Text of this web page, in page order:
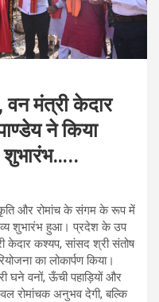
वन मंत्री केदार
ने किया
शुभारंभ…..
और रोमांच के संगम के रूप में
शुभारंभ हुआ। प्रदेश के उप
केदार कश्यप, सांसद श्री संतोष
का लोकार्पण किया।
घने वनों, ऊँची पहाड़ियों और
रोमांचक अनुभव देगी, बल्कि